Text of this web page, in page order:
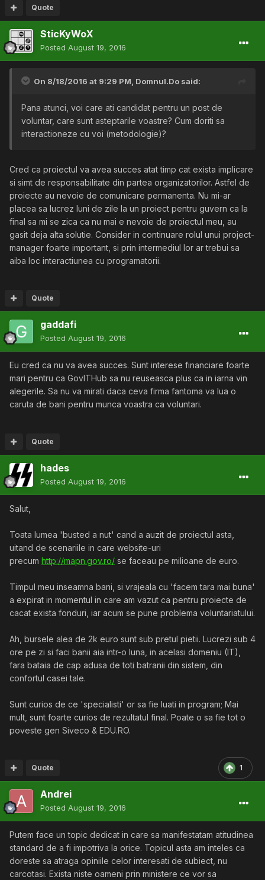
Quote
SticKyWoX
Posted August 19, 2016
On 8/18/2016 at 9:29 PM, Domnul.Do said:
Pana atunci, voi care ati candidat pentru un post de
voluntar, care sunt asteptarile voastre? Cum doriti sa
interactioneze cu voi (metodologie)?
Cred ca proiectul va avea succes atat timp cat exista implicare
si simt de responsabilitate din partea organizatorilor. Astfel de
proiecte au nevoie de comunicare permanenta. Nu mi-ar
placea sa lucrez luni de zile la un proiect pentru guvern ca la
final sa mi se zica ca nu mai e nevoie de proiectul meu, au
gasit deja alta solutie. Consider in continuare rolul unui project-
manager foarte important, si prin intermediul lor ar trebui sa
aiba loc interactiunea cu programatorii.
Quote
gaddafi
Posted August 19, 2016
Eu cred ca nu va avea succes. Sunt interese financiare foarte
mari pentru ca GovITHub sa nu reuseasca plus ca in iarna vin
alegerile. Sa nu va mirati daca ceva firma fantoma va lua o
caruta de bani pentru munca voastra ca voluntari.
Quote
hades
Posted August 19, 2016
Salut,
Toata lumea 'busted a nut' cand a auzit de proiectul asta,
uitand de scenariile in care website-uri
precum http://mapn.gov.ro/ se faceau pe milioane de euro.
Timpul meu inseamna bani, si vrajeala cu 'facem tara mai buna'
a expirat in momentul in care am vazut ca pentru proiecte de
cacat exista fonduri, iar acum se pune problema voluntariatului.
Ah, bursele alea de 2k euro sunt sub pretul pietii. Lucrezi sub 4
ore pe zi si faci banii aia intr-o luna, in acelasi domeniu (IT),
fara bataia de cap adusa de toti batranii din sistem, din
confortul casei tale.
Sunt curios de ce 'specialisti' or sa fie luati in program; Mai
mult, sunt foarte curios de rezultatul final. Poate o sa fie tot o
poveste gen Siveco & EDU.RO.
1
Quote
Andrei
Posted August 19, 2016
Putem face un topic dedicat in care sa manifestatam atitudinea
standard de a fi impotriva la orice. Topicul asta am inteles ca
doreste sa atraga opiniile celor interesati de subiect, nu
carcotasi. Exista niste oameni prin ministere ce vor sa